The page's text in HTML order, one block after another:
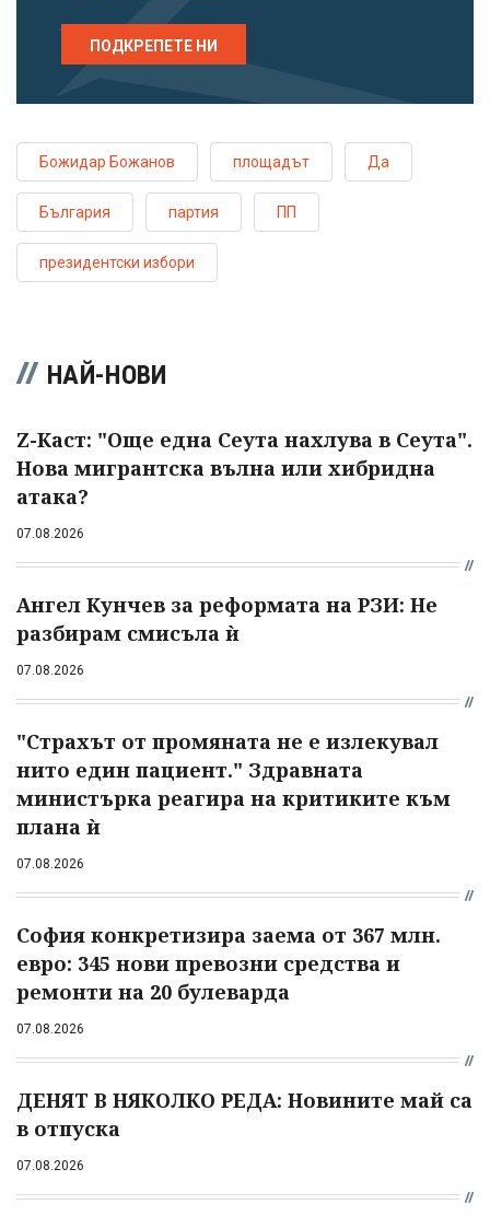
ПОДКРЕПЕТЕ НИ
Божидар Божанов площадът Да
България партия ПП
президентски избори
НАЙ-НОВИ
Z-Каст: "Още една Сеута нахлува в Сеута".
Нова мигрантска вълна или хибридна
атака?
07.08.2026
Ангел Кунчев за реформата на РЗИ: Не
разбирам смисъла ѝ
07.08.2026
"Страхът от промяната не е излекувал
нито един пациент." Здравната
министърка реагира на критиките към
плана ѝ
07.08.2026
София конкретизира заема от 367 млн.
евро: 345 нови превозни средства и
ремонти на 20 булеварда
07.08.2026
ДЕНЯТ В НЯКОЛКО РЕДА: Новините май са
в отпуска
07.08.2026